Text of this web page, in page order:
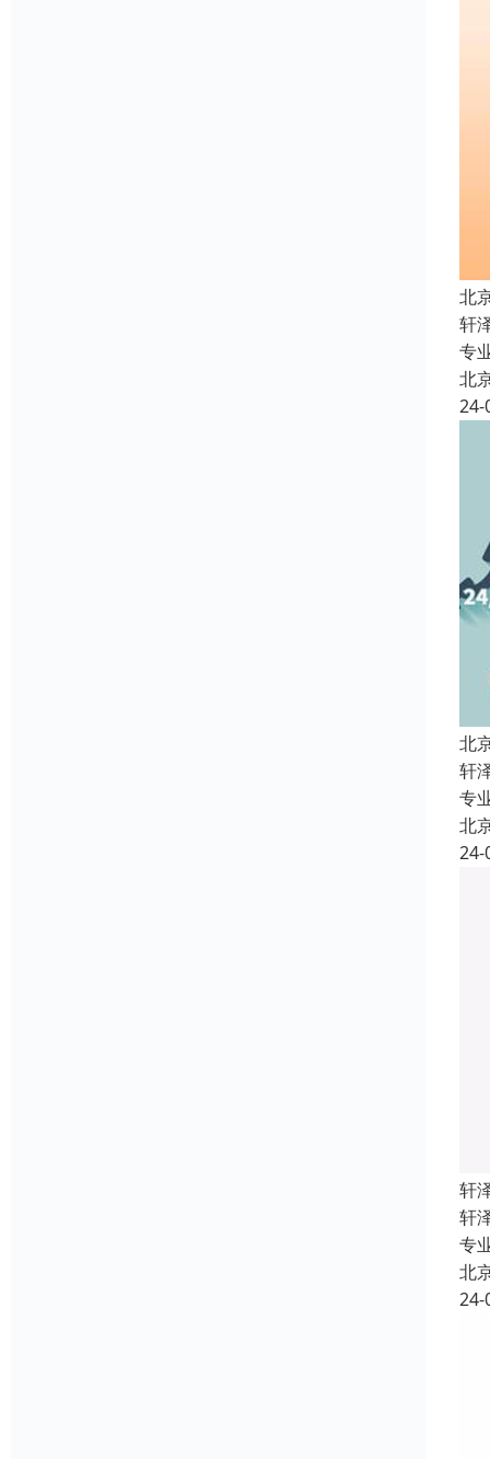
北
轩
专
北
24-
北
轩
专
北
24-
轩
轩
专
北
24-